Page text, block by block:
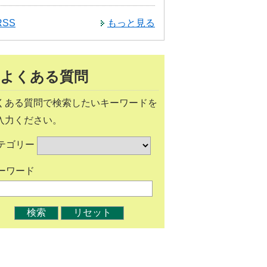
もっと見る
よくある質問
ある質問で検索したいキーワードを
力ください。
ゴリー
ワード